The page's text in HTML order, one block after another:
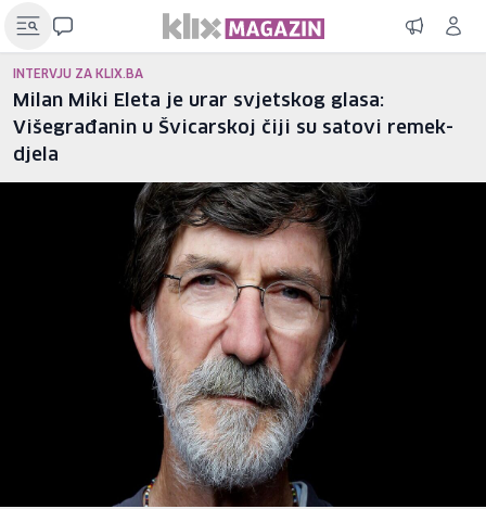
INTERVJU ZA KLIX.BA
Milan Miki Eleta je urar svjetskog glasa:
Višegrađanin u Švicarskoj čiji su satovi remek-
djela